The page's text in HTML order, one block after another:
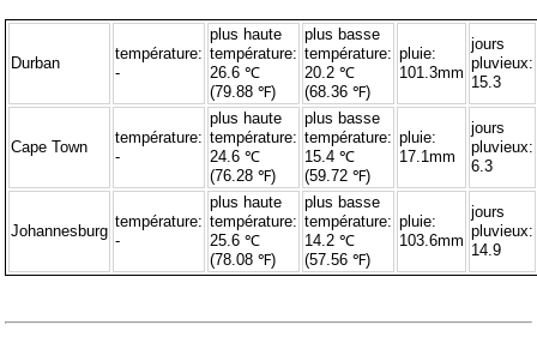
Durban
température:
-
plus haute
température:
26.6 ℃
(79.88 ℉)
plus basse
température:
20.2 ℃
(68.36 ℉)
pluie:
101.3mm
jours
pluvieux:
15.3
Cape Town
température:
-
plus haute
température:
24.6 ℃
(76.28 ℉)
plus basse
température:
15.4 ℃
(59.72 ℉)
pluie:
17.1mm
jours
pluvieux:
6.3
Johannesburg
température:
-
plus haute
température:
25.6 ℃
(78.08 ℉)
plus basse
température:
14.2 ℃
(57.56 ℉)
pluie:
103.6mm
jours
pluvieux:
14.9